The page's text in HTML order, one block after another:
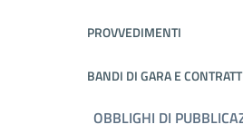
PROVVEDIMENTI
BANDI DI GARA E
OBBLIGHI DI